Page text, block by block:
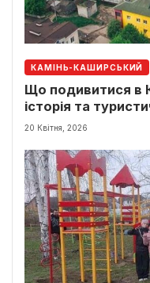
КАМІНЬ-КАШИРСЬКИЙ
Що подивитися в
історія та
20 Квітня, 2026